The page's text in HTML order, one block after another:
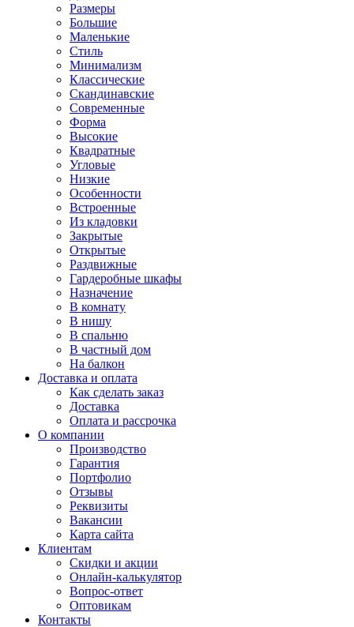
Размеры
Большие
Маленькие
Стиль
Минимализм
Классические
Скандинавские
Современные
Форма
Высокие
Квадратные
Угловые
Низкие
Особенности
Встроенные
Из кладовки
Закрытые
Открытые
Раздвижные
Гардеробные шкафы
Назначение
В комнату
В нишу
В спальню
В частный дом
На балкон
Доставка и оплата
Как сделать заказ
Доставка
Оплата и рассрочка
О компании
Производство
Гарантия
Портфолио
Отзывы
Реквизиты
Вакансии
Карта сайта
Клиентам
Скидки и акции
Онлайн-калькулятор
Вопрос-ответ
Оптовикам
Контакты